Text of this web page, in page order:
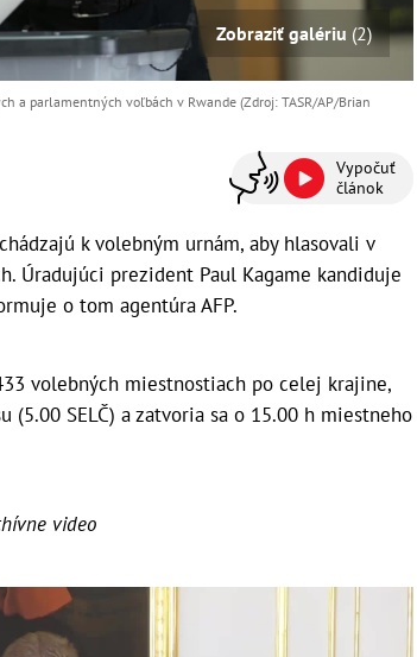
Zobraziť galériu (2)
a parlamentných voľbách v Rwande (Zdroj: TASR/AP/Brian
Vypočuť
článok
k volebným urnám, aby hlasovali v
Úradujúci prezident Paul Kagame kandiduje
o tom agentúra AFP.
volebných miestnostiach po celej krajine,
SELČ) a zatvoria sa o 15.00 h miestneho
video